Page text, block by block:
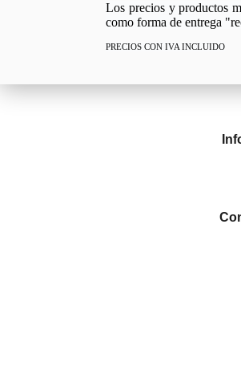
Los precios y productos
como forma de entrega
PRECIOS CON IVA INCLUIDO